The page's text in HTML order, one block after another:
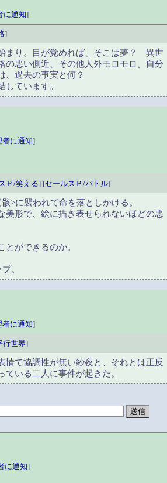
に通知]
]
まり。目が覚めれば、そこは夢？ 異世
悪い側近、その他人外モロモロ。自分
、過去の事実と何？
ています。
者に通知]
Ｐ/笑える] [セールスＰ/バトル]
>に襲われて命を落としかける。
美形で、絵に描き表せられないほどの悪
ができるのか。
。
者に通知]
行世界]
で協調性が無い紗夜と、それとは正反
いる二人に事件が起きた。
に通知]